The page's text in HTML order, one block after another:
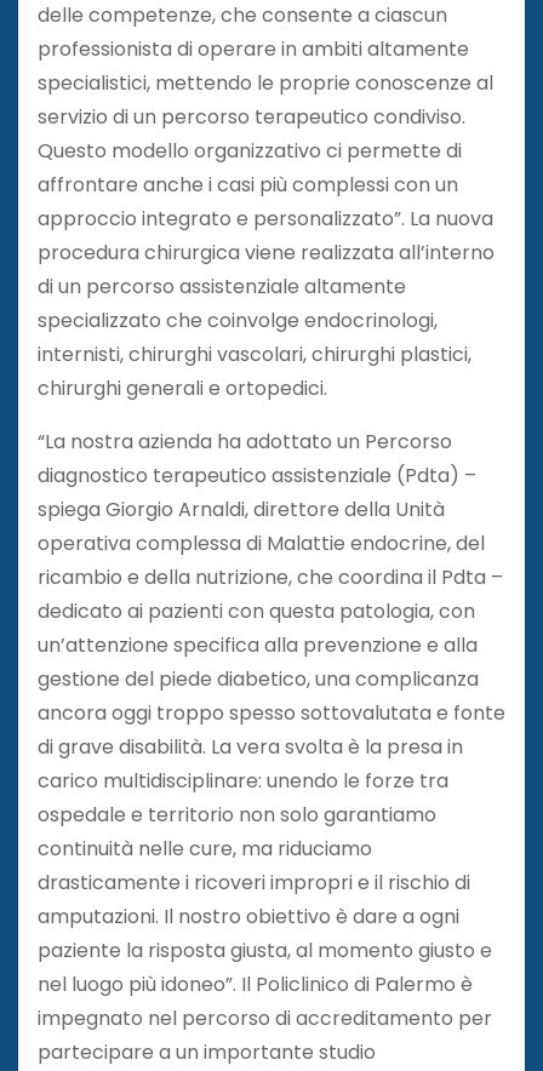
delle competenze, che consente a ciascun
professionista di operare in ambiti altamente
specialistici, mettendo le proprie conoscenze al
servizio di un percorso terapeutico condiviso.
Questo modello organizzativo ci permette di
affrontare anche i casi più complessi con un
approccio integrato e personalizzato”. La nuova
procedura chirurgica viene realizzata all’interno
di un percorso assistenziale altamente
specializzato che coinvolge endocrinologi,
internisti, chirurghi vascolari, chirurghi plastici,
chirurghi generali e ortopedici.
“La nostra azienda ha adottato un Percorso
diagnostico terapeutico assistenziale (Pdta) –
spiega Giorgio Arnaldi, direttore della Unità
operativa complessa di Malattie endocrine, del
ricambio e della nutrizione, che coordina il Pdta –
dedicato ai pazienti con questa patologia, con
un’attenzione specifica alla prevenzione e alla
gestione del piede diabetico, una complicanza
ancora oggi troppo spesso sottovalutata e fonte
di grave disabilità. La vera svolta è la presa in
carico multidisciplinare: unendo le forze tra
ospedale e territorio non solo garantiamo
continuità nelle cure, ma riduciamo
drasticamente i ricoveri impropri e il rischio di
amputazioni. Il nostro obiettivo è dare a ogni
paziente la risposta giusta, al momento giusto e
nel luogo più idoneo”. Il Policlinico di Palermo è
impegnato nel percorso di accreditamento per
partecipare a un importante studio